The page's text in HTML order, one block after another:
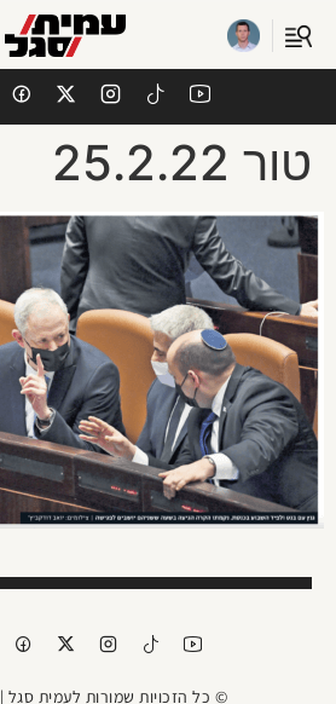
טור 25.2.22
© כל הזכויות שמורות לעמית סגל |